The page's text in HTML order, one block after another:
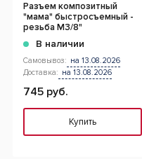
Разъем композитный
"мама" быстросъемный -
резьба M3/8"
В наличии
Самовывоз: на 13.08.2026
Доставка: на 13.08.2026
745 руб.
Купить